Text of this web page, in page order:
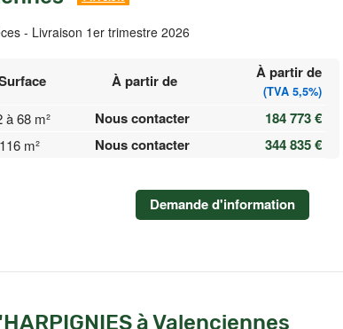
- Livraison 1er trimestre 2026
À partir de À partir de
(TVA 5,5%)
à 68 m² Nous contacter 184 773 €
116 m² Nous contacter 344 835 €
Demande d'information
à Valenciennes